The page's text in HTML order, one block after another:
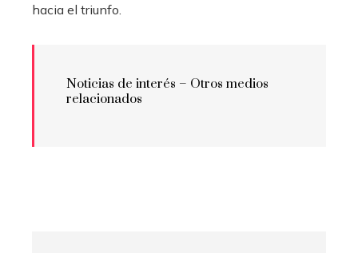
hacia el triunfo.
Noticias de interés – Otros medios
relacionados